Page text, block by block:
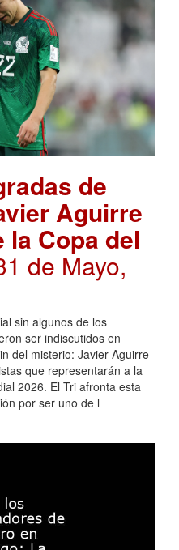
de
Aguirre
la Copa del
de Mayo,
sin algunos de los
ser indiscutidos en
del misterio: Javier Aguirre
que representarán a la
2026. El Tri afronta esta
por ser uno de l